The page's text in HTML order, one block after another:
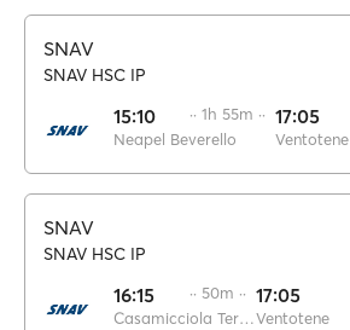
SNAV
SNAV HSC IP
15:10
Neapel Beverello
·· 1h 55m ·· 17:05
Ventotene
SNAV
SNAV HSC IP
16:15
Casamicciola Terme
·· 50m ·· 17:05
Ventotene